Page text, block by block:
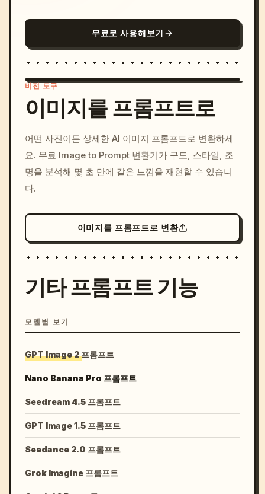
무료로 사용해보기
c, cyberpunk sunset, neon
colors, 8k --v 6.0
비전 도구
이미지를 프롬프트로
어떤 사진이든 상세한 AI 이미지 프롬프트로 변환하세
요. 무료 Image to Prompt 변환기가 구도, 스타일, 조
명을 분석해 몇 초 만에 같은 느낌을 재현할 수 있습니
다.
이미지를 프롬프트로 변환
기타 프롬프트 기능
모델별 보기
GPT Image 2 프롬프트
Nano Banana Pro 프롬프트
Seedream 4.5 프롬프트
GPT Image 1.5 프롬프트
Seedance 2.0 프롬프트
Grok Imagine 프롬프트